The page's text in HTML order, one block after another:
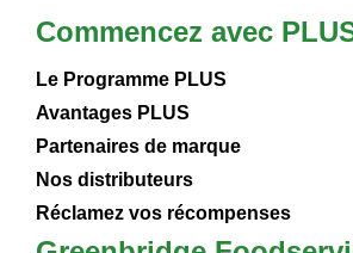
Commencez avec
Le Programme PLUS
Avantages PLUS
Partenaires de marque
Nos distributeurs
Réclamez vos récompenses